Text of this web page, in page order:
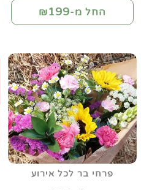
החל מ-₪199
פרחי בר לכל אירוע